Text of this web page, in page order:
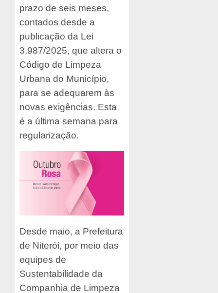
prazo de seis meses,
contados desde a
publicação da Lei
3.987/2025, que altera o
Código de Limpeza
Urbana do Município,
para se adequarem às
novas exigências. Esta
é a última semana para
regularização.
Desde maio, a Prefeitura
de Niterói, por meio das
equipes de
Sustentabilidade da
Companhia de Limpeza